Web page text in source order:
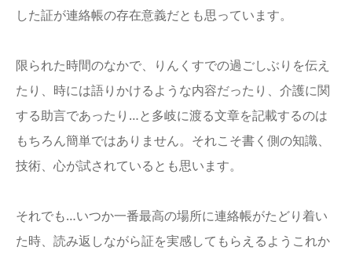
した証が連絡帳の存在意義だとも思っています。
限られた時間のなかで、りんくすでの過ごしぶりを伝え
たり、時には語りかけるような内容だったり、介護に関
する助言であったり…と多岐に渡る文章を記載するのは
もちろん簡単ではありません。それこそ書く側の知識、
技術、心が試されているとも思います。
それでも…いつか一番最高の場所に連絡帳がたどり着い
た時、読み返しながら証を実感してもらえるようこれか